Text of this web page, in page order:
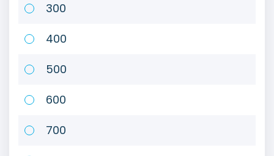
300
400
500
600
700